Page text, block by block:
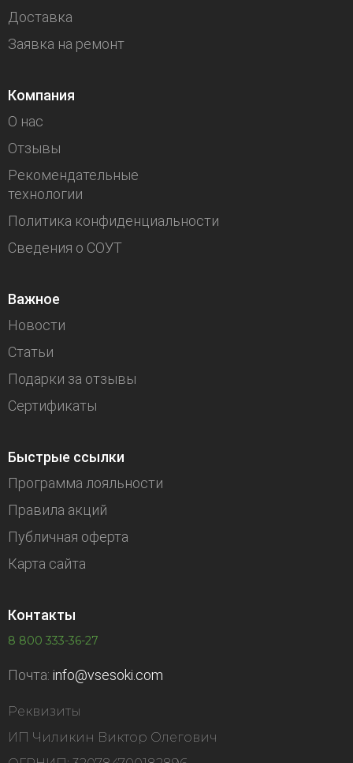
Доставка
Заявка на ремонт
Компания
О нас
Отзывы
Рекомендательные
технологии
Политика конфиденциальности
Сведения о СОУТ
Важное
Новости
Статьи
Подарки за отзывы
Сертификаты
Быстрые ссылки
Программа лояльности
Правила акций
Публичная оферта
Карта сайта
Контакты
8 800 333-36-27
Почта: info@vsesoki.com
Реквизиты
ИП Чиликин Виктор Олегович